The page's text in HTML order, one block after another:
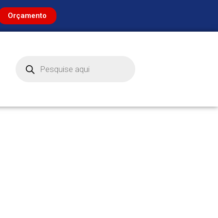
Orçamento
produtos